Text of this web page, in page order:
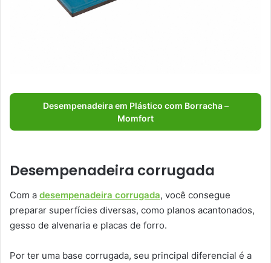
Desempenadeira em Plástico com Borracha –
Momfort
Desempenadeira corrugada
Com a desempenadeira corrugada, você consegue
preparar superfícies diversas, como planos acantonados,
gesso de alvenaria e placas de forro.
Por ter uma base corrugada, seu principal diferencial é a